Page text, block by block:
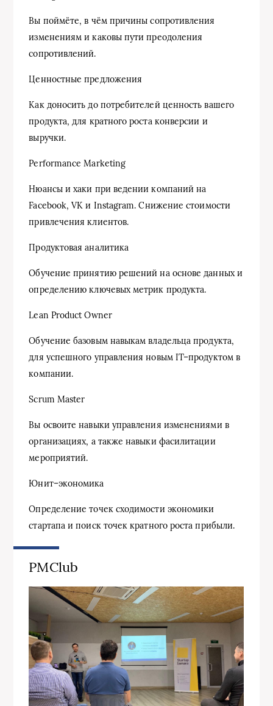
Вы поймёте, в чём причины сопротивления
изменениям и каковы пути преодоления
сопротивлений.
Ценностные предложения
Как доносить до потребителей ценность вашего
продукта, для кратного роста конверсии и
выручки.
Performance Marketing
Нюансы и хаки при ведении компаний на
Facebook, VK и Instagram. Снижение стоимости
привлечения клиентов.
Продуктовая аналитика
Обучение принятию решений на основе данных и
определению ключевых метрик продукта.
Lean Product Owner
Обучение базовым навыкам владельца продукта,
для успешного управления новым IT–продуктом в
компании.
Scrum Master
Вы освоите навыки управления изменениями в
организациях, а также навыки фасилитации
мероприятий.
Юнит–экономика
Определение точек сходимости экономики
стартапа и поиск точек кратного роста прибыли.
PMClub